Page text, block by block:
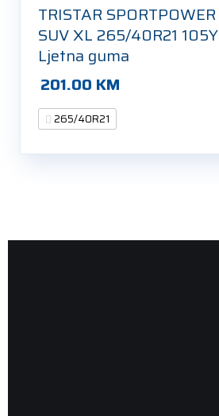
TRISTAR SPORTPOWER
SUV XL 265/40R21 105Y
Ljetna guma
201.00 KM
265/40R21